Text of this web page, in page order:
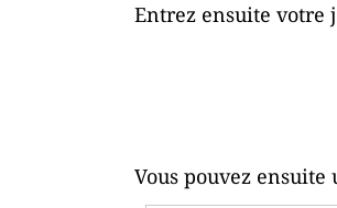
Entrez ensuite votre
Vous pouvez